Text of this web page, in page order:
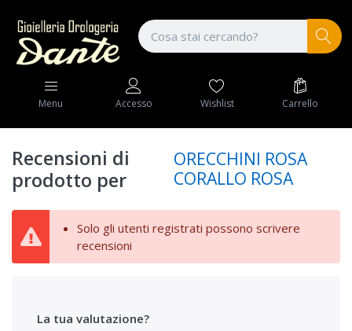
Menu Accesso Wishlist Carrello
Recensioni di
prodotto per
ORECCHINI ROSA
CORALLO ROSA
Solo gli utenti registrati possono scrivere
recensioni
La tua valutazione?